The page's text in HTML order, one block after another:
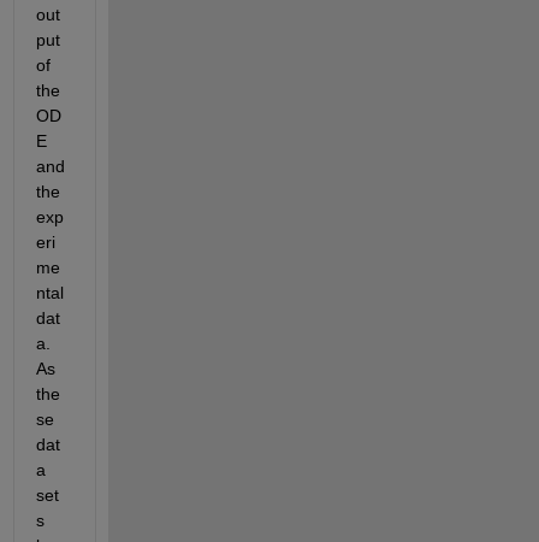
out
put
of
the
OD
E
and
the
exp
eri
me
ntal
dat
a.
As
the
se
dat
a
set
s